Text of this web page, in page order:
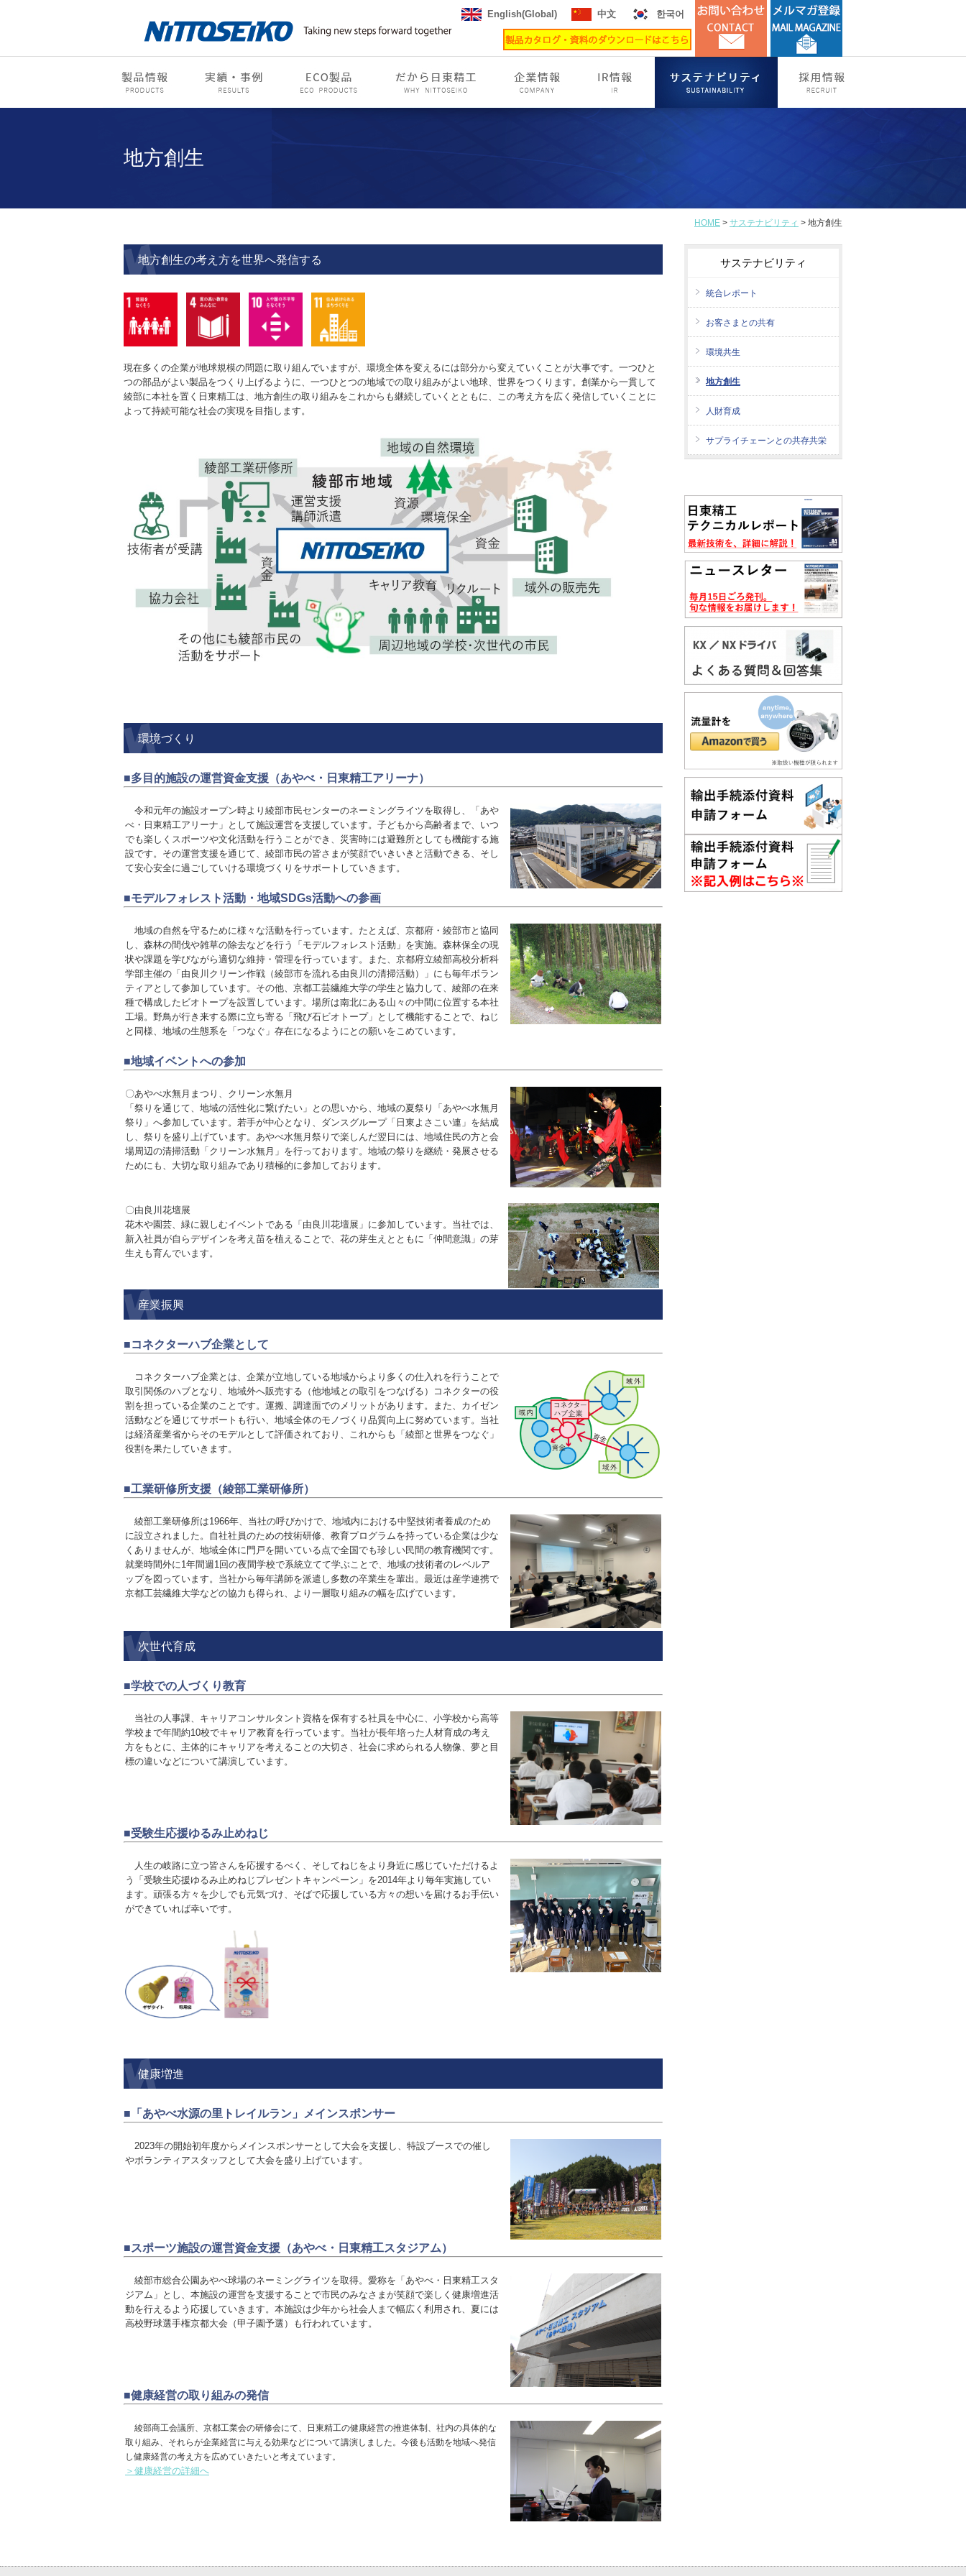
English(Global) 中文 한국어
地方創生
HOME > サステナビリティ > 地方創生
地方創生の考え方を世界へ発信する
現在多くの企業が地球規模の問題に取り組んでいますが、環境全体を変えるには部分から変えていくことが大事です。一つひと
つの部品がよい製品をつくり上げるように、一つひとつの地域での取り組みがよい地球、世界をつくります。創業から一貫して
綾部に本社を置く日東精工は、地方創生の取り組みをこれからも継続していくとともに、この考え方を広く発信していくことに
よって持続可能な社会の実現を目指します。
環境づくり
■多目的施設の運営資金支援（あやべ・日東精工アリーナ）
令和元年の施設オープン時より綾部市民センターのネーミングライツを取得し、「あや
べ・日東精工アリーナ」として施設運営を支援しています。子どもから高齢者まで、いつ
でも楽しくスポーツや文化活動を行うことができ、災害時には避難所としても機能する施
設です。その運営支援を通じて、綾部市民の皆さまが笑顔でいきいきと活動できる、そし
て安心安全に過ごしていける環境づくりをサポートしていきます。
■モデルフォレスト活動・地域SDGs活動への参画
地域の自然を守るために様々な活動を行っています。たとえば、京都府・綾部市と協同
し、森林の間伐や雑草の除去な どを行う「モデルフォレスト活動」を実施。森林保全の現
状や課題を学びながら適切な維持・管理を行っています。また、 京都府立綾部高校分析科
学部主催の「由良川クリーン作戦 （綾部市を流れる由良川の清掃活動）」にも毎年ボラン
ティ アとして参加しています。その他、京都工芸繊維大学の学生 と協力して、綾部の在来
種で構成したビオトープを設置しています。場所は南北にある山々の中間に位置する本社
工場。野鳥が行き来する際に立ち寄る「飛び石ビオトープ」として機能することで、ねじ
と同様、地域の生態系を「つなぐ」存在になるようにとの願いをこめています。
■地域イベントへの参加
〇あやべ水無月まつり、クリーン水無月
「祭りを通じて、地域の活性化に繋げたい」との思いから、 地域の夏祭り「あやべ水無月
祭り」へ参加しています。 若手が中心となり、ダンスグループ「日東よさこい連」を結成
し、祭りを盛り上げています。あやべ水無月祭りで楽しんだ翌日には、地域住民の方と会
場周辺の清掃活動「クリーン水無月」を行っております。地域の祭りを継続・発展させる
ためにも、大切な取り組みであり積極的に参加しております。
〇由良川花壇展
花木や園芸、緑に親しむイベントである「由良川花壇展」に参加しています。 当社では、
新入社員が自らデザインを考え苗を植えることで、花の芽生えとともに「仲間意識」の芽
生えも育んでいます。
産業振興
■コネクターハブ企業として
コネクターハブ企業とは、企業が立地している地域からより多くの仕入れを行うことで
取引関係のハブとなり、地域外へ販売する（他地域との取引をつなげる）コネクターの役
割を担っている企業のことです。運搬、調達面でのメリットがあります。また、カイゼン
活動などを通じてサポートも行い、地域全体のモノづくり 品質向上に努めています。当社
は経済産業省からそのモデルとして評価されており、これからも 「綾部と世界をつなぐ」
役割を果たしていきます。
■工業研修所支援（綾部工業研修所）
綾部工業研修所は1966年、当社の呼びかけで、地域内における中堅技術者養成のため
に設立されました。自社社員のための技術研修、教育プログラムを持っている企業は少な
くありませんが、地域全体に門戸を開いている点で全国でも珍しい民間の教育機関です。
就業時間外に1年間週1回の夜間学校で系統立てて学ぶことで、地域の技術者のレベルア
ップを図っています。当社から毎年講師を派遣し多数の卒業生を輩出。最近は産学連携で
京都工芸繊維大学などの協力も得られ、より一層取り組みの幅を広げています。
次世代育成
■学校での人づくり教育
当社の人事課、キャリアコンサルタント資格を保有する社員を中心に、小学校から高等
学校まで年間約10校でキャリア教育を行っています。当社が長年培った人材育成の考え
方をもとに、主体的にキャリアを考えることの大切さ、社会に求められる人物像、夢と目
標の違いなどについて講演しています。
■受験生応援ゆるみ止めねじ
人生の岐路に立つ皆さんを応援するべく、そしてねじをより身近に感じていただけるよ
う「受験生応援ゆるみ止めねじプレゼントキャンペーン」を2014年より毎年実施してい
ます。頑張る方々を少しでも元気づけ、そばで応援している方々の想いを届けるお手伝い
ができていれば幸いです。
健康増進
■「あやべ水源の里トレイルラン」メインスポンサー
2023年の開始初年度からメインスポンサーとして大会を支援し、特設ブースでの催し
やボランティアスタッフとして大会を盛り上げています。
■スポーツ施設の運営資金支援（あやべ・日東精工スタジアム）
綾部市総合公園あやべ球場のネーミングライツを取得。愛称を「あやべ・日東精工スタ
ジアム」とし、本施設の運営を支援することで市民のみなさまが笑顔で楽しく健康増進活
動を行えるよう応援していきます。本施設は少年から社会人まで幅広く利用され、夏には
高校野球選手権京都大会（甲子園予選）も行われています。
■健康経営の取り組みの発信
綾部商工会議所、京都工業会の研修会にて、日東精工の健康経営の推進体制、社内の具体的な
取り組み、それらが企業経営に与える効果などについて講演しました。今後も活動を地域へ発信
し健康経営の考え方を広めていきたいと考えています。
＞健康経営の詳細へ
サステナビリティ
統合レポート
お客さまとの共有
環境共生
地方創生
人財育成
サプライチェーンとの共存共栄